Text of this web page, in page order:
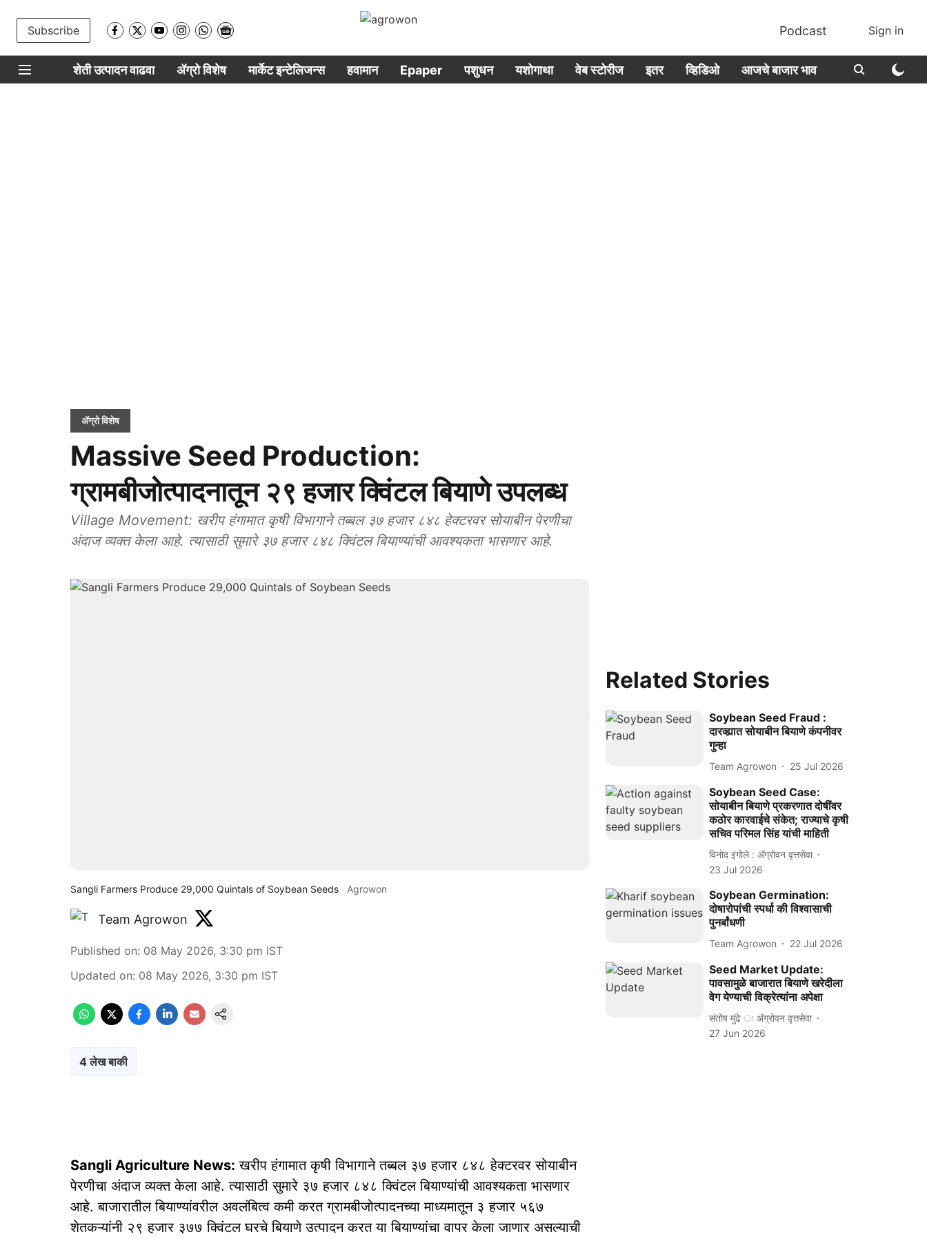
Subscribe Podcast Sign in
शेती उत्पादन वाढवा ॲग्रो विशेष मार्केट इन्टेलिजन्स हवामान Epaper पशुधन यशोगाथा वेब स्टोरीज इतर व्हिडिओ आजचे बाजार भाव
ॲग्रो विशेष
Massive Seed Production:
ग्रामबीजोत्पादनातून २९ हजार क्विंटल बियाणे उपलब्ध
Village Movement: खरीप हंगामात कृषी विभागाने तब्बल ३७ हजार ८४८ हेक्टरवर सोयाबीन पेरणीचा
अंदाज व्यक्त केला आहे. त्यासाठी सुमारे ३७ हजार ८४८ क्विंटल बियाण्यांची आवश्यकता भासणार आहे.
Sangli Farmers Produce 29,000 Quintals of Soybean Seeds Agrowon
Team Agrowon
Published on: 08 May 2026, 3:30 pm IST
Updated on: 08 May 2026, 3:30 pm IST
4 लेख बाकी
Sangli Agriculture News: खरीप हंगामात कृषी विभागाने तब्बल ३७ हजार ८४८ हेक्टरवर सोयाबीन
पेरणीचा अंदाज व्यक्त केला आहे. त्यासाठी सुमारे ३७ हजार ८४८ क्विंटल बियाण्यांची आवश्यकता भासणार
आहे. बाजारातील बियाण्यांवरील अवलंबित्व कमी करत ग्रामबीजोत्पादनच्या माध्यमातून ३ हजार ५६७
शेतकऱ्यांनी २९ हजार ३७७ क्विंटल घरचे बियाणे उत्पादन करत या बियाण्यांचा वापर केला जाणार असल्याची
Related Stories
Soybean Seed Fraud :
दारव्ह्यात सोयाबीन बियाणे कंपनीवर
गुन्हा
Team Agrowon 25 Jul 2026
Soybean Seed Case:
सोयाबीन बियाणे प्रकरणात दोषींवर
कठोर कारवाईचे संकेत; राज्याचे कृषी
सचिव परिमल सिंह यांची माहिती
विनोद इंगोले : ॲग्रोवन वृत्तसेवा
23 Jul 2026
Soybean Germination:
दोषारोपांची स्पर्धा की विश्वासाची
पुनर्बांधणी
Team Agrowon 22 Jul 2026
Seed Market Update:
पावसामुळे बाजारात बियाणे खरेदीला
वेग येण्याची विक्रेत्यांना अपेक्षा
संतोष मुंढे ः ॲग्रोवन वृत्तसेवा
27 Jun 2026